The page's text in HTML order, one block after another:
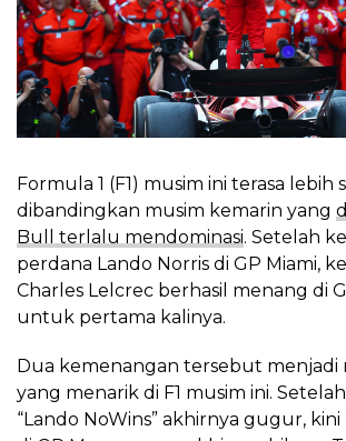
Formula 1 (F1) musim ini terasa lebih
dibandingkan musim kemarin yang
Bull terlalu mendominasi. Setelah
perdana Lando Norris di GP Miami,
Charles Lelcrec berhasil menang di
untuk pertama kalinya.
Dua kemenangan tersebut
yang menarik di F1 musim ini.
“Lando NoWins” akhirnya gugur, kini